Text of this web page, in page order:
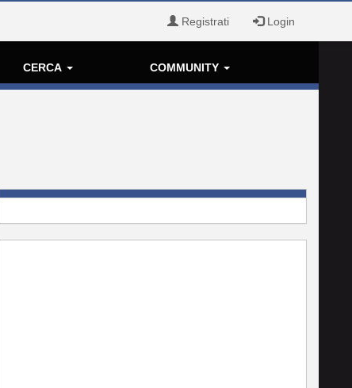
Registrati Login
CERCA COMMUNITY